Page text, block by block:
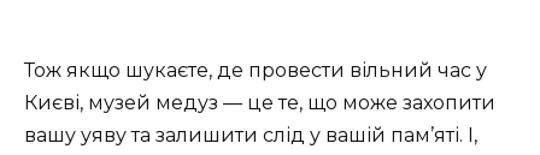
Тож якщо шукаєте, де провести вільний час у
Києві, музей медуз — це те, що може захопити
вашу уяву та залишити слід у вашій пам’яті. І,